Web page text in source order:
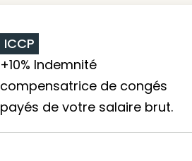
ICCP
+10% Indemnité
compensatrice de congés
payés de votre salaire brut.